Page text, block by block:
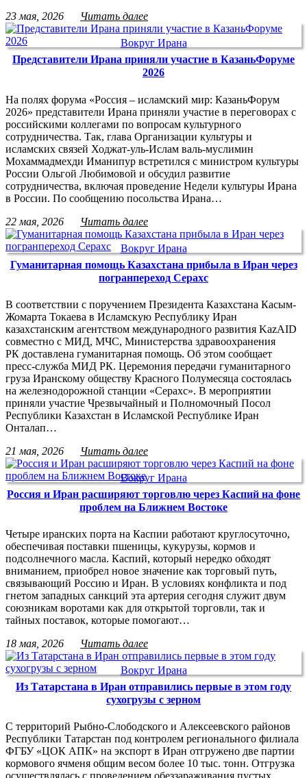
23 мая, 2026
Читать далее
Вокруг Ирана
Представители Ирана приняли участие в КазаньФоруме
2026
На полях форума «Россия – исламский мир: КазаньФорум
2026» представители Ирана приняли участие в переговорах с
российскими коллегами по вопросам культурного
сотрудничества. Так, глава Организации культуры и
исламских связей Ходжат-уль-Ислам валь-муслимин
Мохаммадмехди Иманипур встретился с министром культуры
России Ольгой Любимовой и обсудил развитие
сотрудничества, включая проведение Недели культуры Ирана
в России. По сообщению посольства Ирана…
22 мая, 2026
Читать далее
Вокруг Ирана
Гуманитарная помощь Казахстана прибыла в Иран через
погранпереход Серахс
В соответствии с поручением Президента Казахстана Касым-
Жомарта Токаева в Исламскую Республику Иран
казахстанским агентством международного развития KazAID
совместно с МИД, МЧС, Министерства здравоохранения
РК доставлена гуманитарная помощь. Об этом сообщает
пресс-служба МИД РК. Церемония передачи гуманитарного
груза Иранскому обществу Красного Полумесяца состоялась
на железнодорожной станции «Серахс». В мероприятии
приняли участие Чрезвычайный и Полномочный Посол
Республики Казахстан в Исламской Республике Иран
Онталап…
21 мая, 2026
Читать далее
Вокруг Ирана
Россия и Иран расширяют торговлю через Каспий на фоне
проблем на Ближнем Востоке
Четыре иранских порта на Каспии работают круглосуточно,
обеспечивая поставки пшеницы, кукурузы, кормов и
подсолнечного масла. Каспий, который нередко обходят
вниманием, приобрел новое значение как торговый путь,
связывающий Россию и Иран. В условиях конфликта и под
гнетом западных санкций эта артерия сегодня служит двум
союзникам воротами как для открытой торговли, так и
тайных поставок, которые помогают…
18 мая, 2026
Читать далее
Вокруг Ирана
Из Татарстана в Иран отправились первые в этом году
сухогрузы с зерном
С территорий Рыбно-Слободского и Алексеевского районов
Республики Татарстан под контролем регионального филиала
ФГБУ «ЦОК АПК» на экспорт в Иран отгружено две партии
кормового ячменя общим весом более 10 тыс. тонн. Отгрузка